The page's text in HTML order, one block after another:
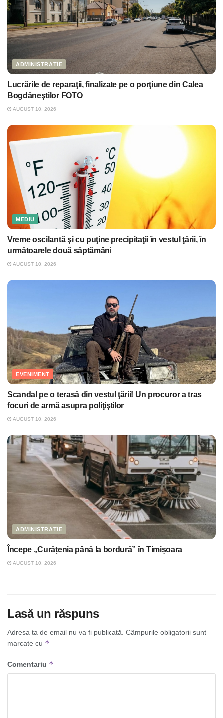
ADMINISTRAȚIE
Lucrările de reparaţii, finalizate pe o porţiune din Calea
Bogdăneştilor FOTO
AUGUST 10, 2026
MEDIU
Vreme oscilantă şi cu puţine precipitaţii în vestul ţării, în
următoarele două săptămâni
AUGUST 10, 2026
EVENIMENT
Scandal pe o terasă din vestul ţării! Un procuror a tras
focuri de armă asupra poliţiştilor
AUGUST 10, 2026
ADMINISTRAȚIE
Începe „Curățenia până la bordură” în Timișoara
AUGUST 10, 2026
Lasă un răspuns
Adresa ta de email nu va fi publicată. Câmpurile obligatorii sunt
marcate cu *
Comentariu *